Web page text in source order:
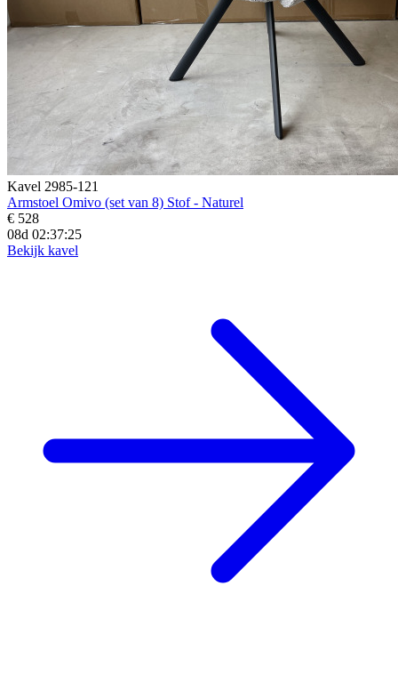
Kavel 2985-121
Armstoel Omivo (set van 8) Stof - Naturel
€ 528
08d 02:37:23
Bekijk kavel